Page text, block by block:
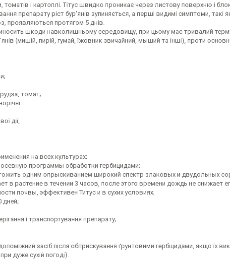
томатів і картоплі. Тітус швидко проникає через листову поверхню і
препарату ріст бур'янів зупиняється, а перші видимі симптоми, такі
проявляються протягом 5 днів.
шкоди навколишньому середовищу, при цьому має тривалий
(мишій, пирій, гумай, їжовник звичайний, мыший та інші), проти
томат;
дії,
на всех культурах;
программы обработки гербицидами;
одним опрыскиванием широкий спектр злаковых и двудольных
в растение в течении 3 часов, после этого времени дождь не снижает
почвы, эффективен Титус и в сухих условиях;
дней;
і транспортування препарату;
засіб після обприскування ґрунтовими гербіцидами, якщо їх
дуже сухій погоді).